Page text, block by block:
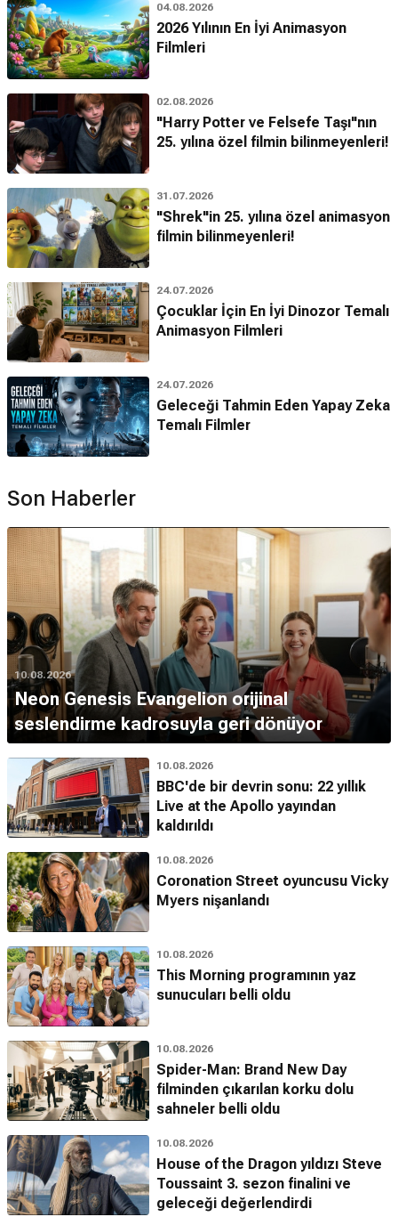
04.08.2026
2026 Yılının En İyi Animasyon
Filmleri
02.08.2026
"Harry Potter ve Felsefe Taşı"nın
25. yılına özel filmin bilinmeyenleri!
31.07.2026
"Shrek"in 25. yılına özel animasyon
filmin bilinmeyenleri!
24.07.2026
Çocuklar İçin En İyi Dinozor Temalı
Animasyon Filmleri
24.07.2026
Geleceği Tahmin Eden Yapay Zeka
Temalı Filmler
Son Haberler
10.08.2026
Neon Genesis Evangelion orijinal
seslendirme kadrosuyla geri dönüyor
10.08.2026
BBC'de bir devrin sonu: 22 yıllık
Live at the Apollo yayından
kaldırıldı
10.08.2026
Coronation Street oyuncusu Vicky
Myers nişanlandı
10.08.2026
This Morning programının yaz
sunucuları belli oldu
10.08.2026
Spider-Man: Brand New Day
filminden çıkarılan korku dolu
sahneler belli oldu
10.08.2026
House of the Dragon yıldızı Steve
Toussaint 3. sezon finalini ve
geleceği değerlendirdi